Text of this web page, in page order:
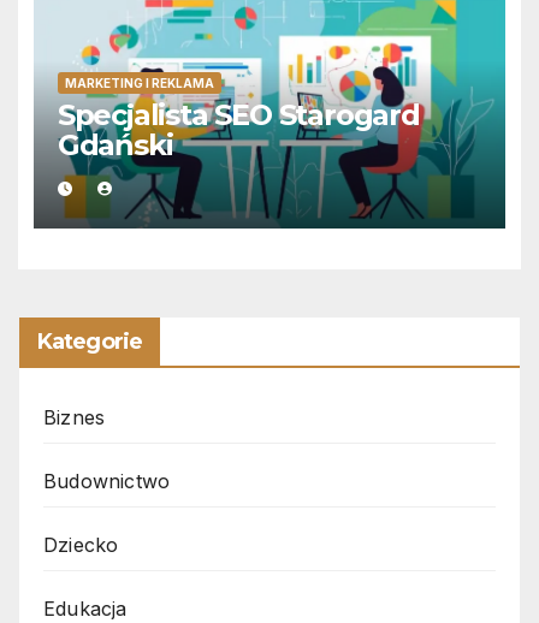
MARKETING I REKLAMA
Specjalista SEO Starogard
Gdański
Kategorie
Biznes
Budownictwo
Dziecko
Edukacja